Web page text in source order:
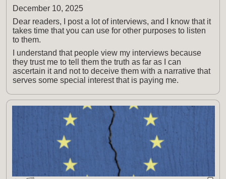
December 10, 2025
Dear readers, I post a lot of interviews, and I know that it
takes time that you can use for other purposes to listen
to them.
I understand that people view my interviews because
they trust me to tell them the truth as far as I can
ascertain it and not to deceive them with a narrative that
serves some special interest that is paying me.